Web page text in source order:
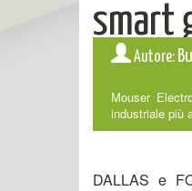
smart
Autore:
Mouser
industriale più
DALLAS e